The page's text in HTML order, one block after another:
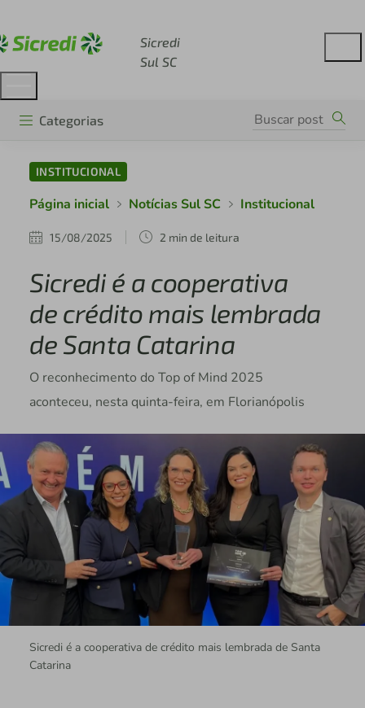
Sicredi
Sul SC
Categorias
INSTITUCIONAL
Página inicial Notícias Sul SC Institucional
15/08/2025 2 min de leitura
Sicredi é a cooperativa
de crédito mais lembrada
de Santa Catarina
O reconhecimento do Top of Mind 2025
aconteceu, nesta quinta-feira, em Florianópolis
Sicredi é a cooperativa de crédito mais lembrada de Santa
Catarina